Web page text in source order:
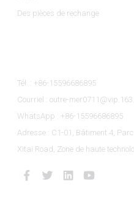
Des pièces de rechange
Tél. : +86-15596686895
Courriel : outre-
WhatsApp : +86-15596686895
Adresse : C1-01, Bâtiment 4,
Xitai Road, Zone de haute